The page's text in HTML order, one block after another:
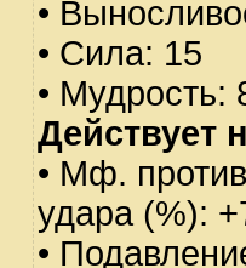
•
• Сила: 15
• Мудрость:
Действует
• Мф.
удара (%):
•